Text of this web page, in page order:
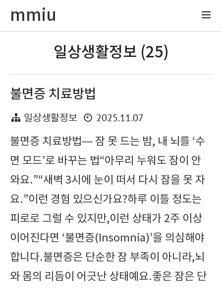
mmiu
일상생활정보 (25)
불면증 치료방법
일상생활정보
2025.11.07
불면증 치료방법— 잠 못 드는 밤, 내 뇌를 ‘수
면 모드’로 바꾸는 법“아무리 누워도 잠이 안
와요.”“새벽 3시에 눈이 떠서 다시 잠을 못 자
요.”이런 경험 있으신가요?하루 이틀 정도는
피로로 그럴 수 있지만,이런 상태가 2주 이상
이어진다면 ‘불면증(Insomnia)’을 의심해야
합니다.불면증은 단순한 잠 부족이 아니라,뇌
와 몸의 리듬이 어긋난 상태예요.좋은 잠은 단